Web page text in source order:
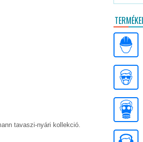
tavaszi-nyári kollekció.